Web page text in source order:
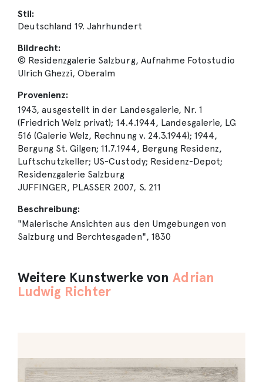
Stil:
Deutschland 19. Jahrhundert
Bildrecht:
© Residenzgalerie Salzburg, Aufnahme Fotostudio
Ulrich Ghezzi, Oberalm
Provenienz:
1943, ausgestellt in der Landesgalerie, Nr. 1
(Friedrich Welz privat); 14.4.1944, Landesgalerie, LG
516 (Galerie Welz, Rechnung v. 24.3.1944); 1944,
Bergung St. Gilgen; 11.7.1944, Bergung Residenz,
Luftschutzkeller; US-Custody; Residenz-Depot;
Residenzgalerie Salzburg
JUFFINGER, PLASSER 2007, S. 211
Beschreibung:
"Malerische Ansichten aus den Umgebungen von
Salzburg und Berchtesgaden", 1830
Weitere Kunstwerke vonAdrian
Ludwig Richter